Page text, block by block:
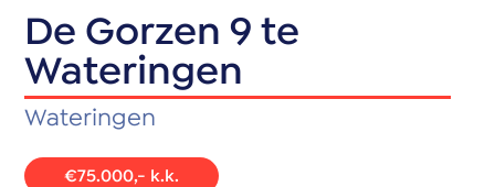
De Gorzen 9 te
Wateringen
Wateringen
€75.000,- k.k.